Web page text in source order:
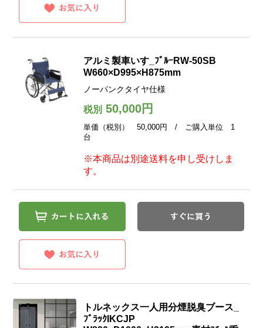
アルミ製車いす_ﾌﾞﾙｰRW-50SB
W660×D995×H875mm
ノーパンクタイヤ仕様
税別50,000円
単価（税別） 50,000円 / ご購入単位 1
台
※本商品は別途送料を申し受けしま
す。
トルネックス一人用分煙脱臭ブース_
ﾌﾞﾗｯｸIKCJP